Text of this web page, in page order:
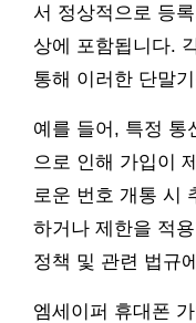
서 정상적으로 등
상에 포함됩니다.
통해 이러한 단말
예를 들어, 특정 통
으로 인해 가입이
로운 번호 개통 시
하거나 제한을 적
정책 및 관련 법규
엠세이퍼 휴대폰